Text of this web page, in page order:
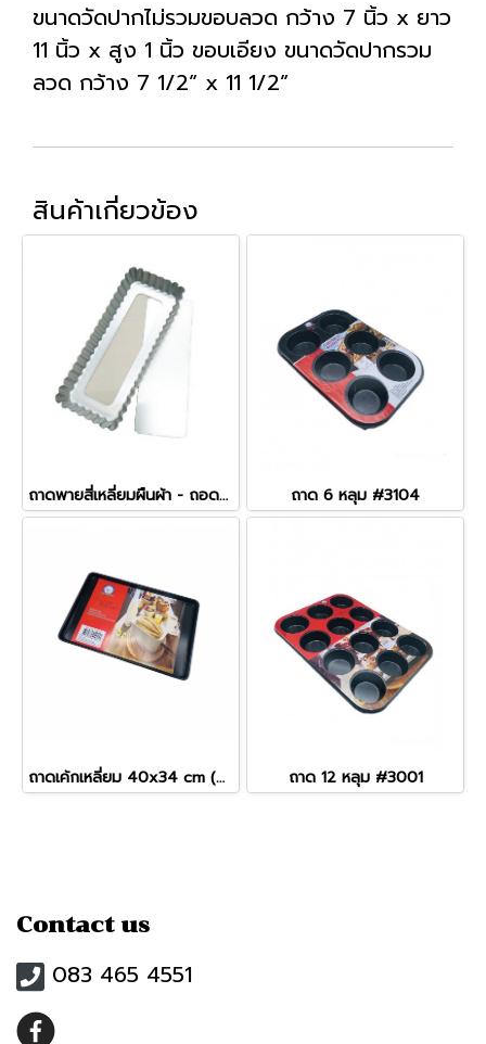
ขนาดวัดปากไม่รวมขอบลวด กว้าง 7 นิ้ว x ยาว
11 นิ้ว x สูง 1 นิ้ว ขอบเอียง ขนาดวัดปากรวม
ลวด กว้าง 7 1/2” x 11 1/2”
สินค้าเกี่ยวข้อง
ถาดพายสี่เหลี่ยมผืนผ้า - ถอดก้น ถาด 6 หลุม #3104
ถาดเค้กเหลี่ยม 40x34 cm (No.4S2015) ถาด 12 หลุม #3001
Contact us
083 465 4551